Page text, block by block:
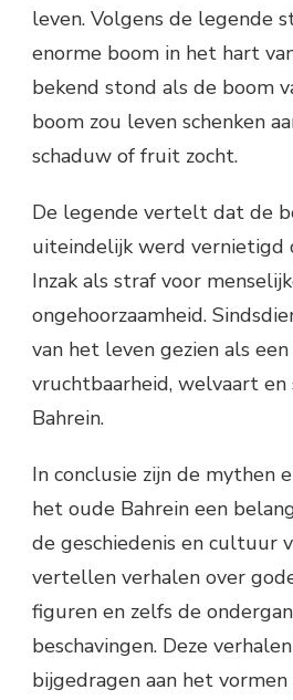
leven. Volgens de legende
enorme boom in het hart
bekend stond als de boom
boom zou leven schenken
schaduw of fruit zocht.
De legende vertelt dat de
uiteindelijk werd vernietigd
Inzak als straf voor
ongehoorzaamheid.
van het leven gezien als
vruchtbaarheid, welvaart
Bahrein.
In conclusie zijn de mythen
het oude Bahrein een
de geschiedenis en cultuur
vertellen verhalen over
figuren en zelfs de
beschavingen. Deze
bijgedragen aan het